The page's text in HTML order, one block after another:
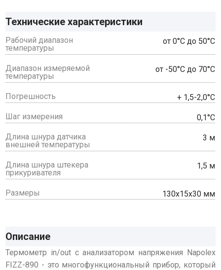
Технические характеристики
Рабочий диапазон
температуры
от 0°С до 50°С
Диапазон измеряемой
температуры
от -50°С до 70°С
Погрешность + 1,5-2,0°С
Шаг измерения 0,1°С
Длина шнура датчика
внешней температуры
3 м
Длина шнура штекера
прикуривателя
1,5 м
Размеры 130х15х30 мм
Описание
Термометр in/out с анализатором напряжения Napolex
FIZZ-890 - это многофункциональный прибор, который